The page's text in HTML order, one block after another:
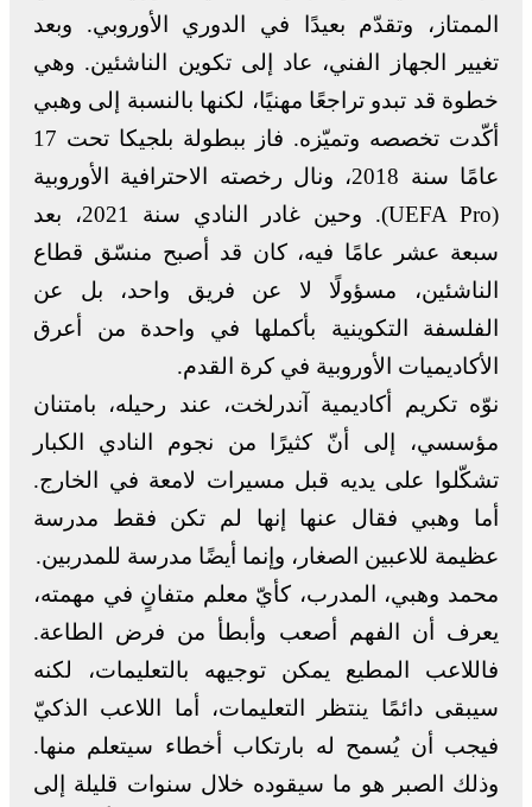
الممتاز، وتقدّم بعيدًا في الدوري الأوروبي. وبعد
تغيير الجهاز الفني، عاد إلى تكوين الناشئين. وهي
خطوة قد تبدو تراجعًا مهنيًا، لكنها بالنسبة إلى وهبي
أكّدت تخصصه وتميّزه. فاز ببطولة بلجيكا تحت 17
عامًا سنة 2018، ونال رخصته الاحترافية الأوروبية
(UEFA Pro). وحين غادر النادي سنة 2021، بعد
سبعة عشر عامًا فيه، كان قد أصبح منسّق قطاع
الناشئين، مسؤولًا لا عن فريق واحد، بل عن
الفلسفة التكوينية بأكملها في واحدة من أعرق
الأكاديميات الأوروبية في كرة القدم.
نوّه تكريم أكاديمية آندرلخت، عند رحيله، بامتنان
مؤسسي، إلى أنّ كثيرًا من نجوم النادي الكبار
تشكّلوا على يديه قبل مسيرات لامعة في الخارج.
أما وهبي فقال عنها إنها لم تكن فقط مدرسة
عظيمة للاعبين الصغار، وإنما أيضًا مدرسة للمدربين.
محمد وهبي، المدرب، كأيّ معلم متفانٍ في مهمته،
يعرف أن الفهم أصعب وأبطأ من فرض الطاعة.
فاللاعب المطيع يمكن توجيهه بالتعليمات، لكنه
سيبقى دائمًا ينتظر التعليمات، أما اللاعب الذكيّ
فيجب أن يُسمح له بارتكاب أخطاء سيتعلم منها.
وذلك الصبر هو ما سيقوده خلال سنوات قليلة إلى